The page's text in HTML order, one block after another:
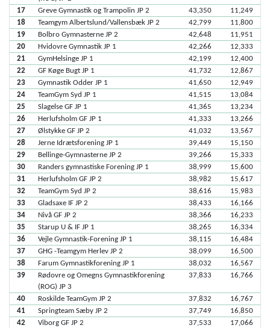
17 Greve Gymnastik og Trampolin JP 2 43,350
11,249
18
Teamgym Albertslund/Vallensbæk JP 2 42,799
11,800
19
Bolbro Gymnasterne JP 2 42,648
11,951
20
Hvidovre Gymnastik JP 1 42,266
12,333
21
GymHelsinge JP 1 42,199
12,400
22
GF Køge Bugt JP 1 41,732
12,867
23
Gymnastik Odder JP 1 41,650
12,949
24
TeamGym Syd JP 1 41,515
13,084
25
Slagelse GF JP 1 41,365
13,234
26
Herlufsholm GF JP 1 41,333
13,266
27
Ølstykke GF JP 2 41,032
13,567
28
Jerne Idrætsforening JP 1 39,449
15,150
29
Bellinge-Gymnasterne JP 2 39,266
15,333
30
Randers gymnastiske Forening JP 1 38,999
15,600
31
Herlufsholm GF JP 2 38,982
15,617
32
TeamGym Syd JP 2 38,616
15,983
33
Gladsaxe IF JP 2 38,433
16,166
34
Nivå GF JP 2 38,366
16,233
35
Starup U & IF JP 1 38,265
16,334
36
Vejle Gymnastik-Forening JP 1 38,115
16,484
37
GHG -Teamgym Herlev JP 2 38,099
16,500
38
Farum Gymnastikforening JP 1 38,032
16,567
39
Rødovre og Omegns Gymnastikforening
(ROG) JP 3
37,833 16,766
40 Roskilde TeamGym JP 2 37,832
16,767
41
Springteam Sæby JP 2 37,749
16,850
42
Viborg GF JP 2 37,533
17,066